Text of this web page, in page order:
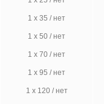
1 х 35 / нет
1 х 50 / нет
1 х 70 / нет
1 х 95 / нет
1 х 120 / нет